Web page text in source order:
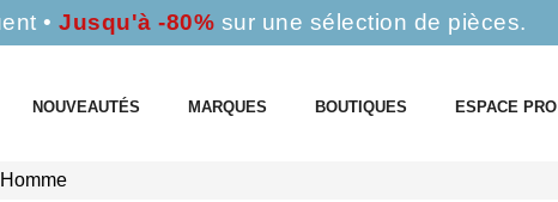
•Jusqu'à -80% sur une sélection de pièces.
NOUVEAUTÉS MARQUES BOUTIQUES ESPACE PRO